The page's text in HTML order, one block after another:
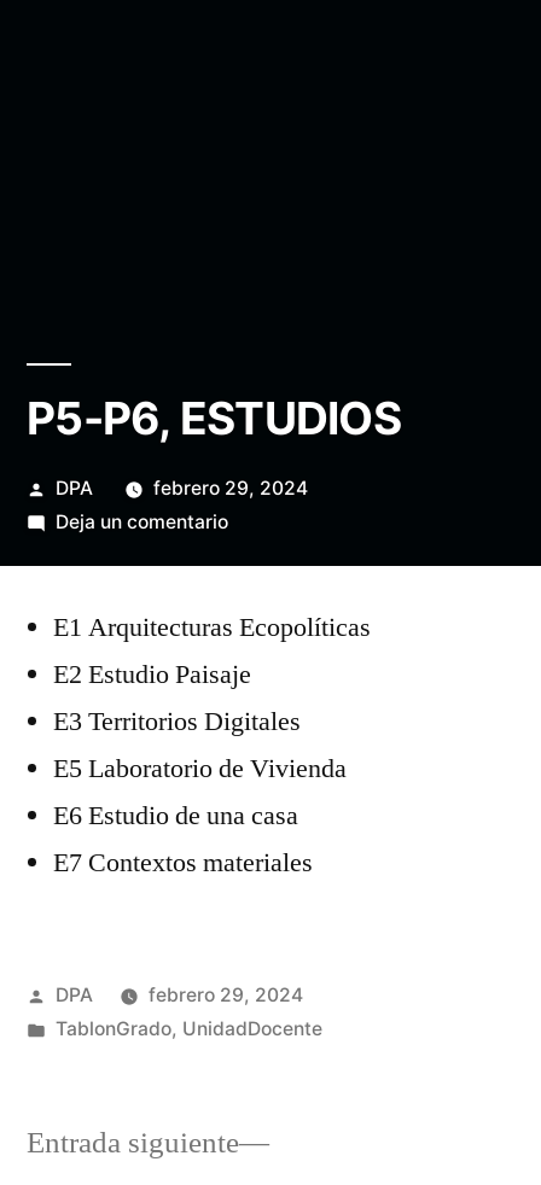
P5-P6, ESTUDIOS
Publicado
por
DPA
febrero 29, 2024
Deja un comentarioen
ESTUDIOS
E1 Arquitecturas Ecopolíticas
E2 Estudio Paisaje
E3 Territorios Digitales
E5 Laboratorio de Vivienda
E6 Estudio de una casa
E7 Contextos materiales
Publicado
por
DPA
febrero 29, 2024
Publicado
TablonGrado, UnidadDocente
Entrada siguiente
Entrada